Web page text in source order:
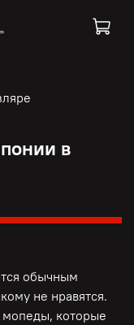
в
обычным
не нравятся.
которые